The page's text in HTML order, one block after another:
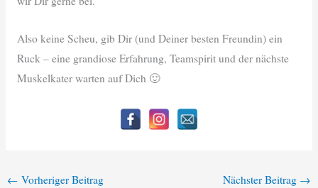
Also keine Scheu, gib Dir (und Deiner besten Freundin) ein
Ruck – eine grandiose Erfahrung, Teamspirit und der nächste
Muskelkater warten auf Dich 🙂
← Vorheriger Beitrag Nächster Beitrag →